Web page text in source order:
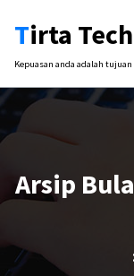
Tirta
Kepuasan anda adalah tujuan
Arsip